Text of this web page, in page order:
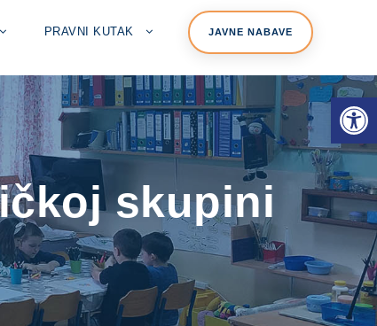
Open toolbar
PRAVNI KUTAK JAVNE NABAVE
skupini